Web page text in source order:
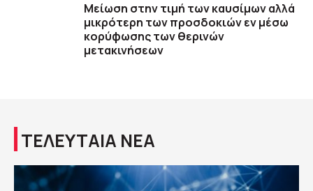
Μείωση στην τιμή των καυσίμων αλλά
μικρότερη των προσδοκιών εν μέσω
κορύφωσης των θερινών
μετακινήσεων
ΤΕΛΕΥΤΑΙΑ ΝΕΑ